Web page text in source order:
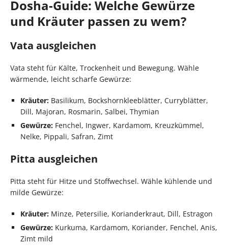
Dosha-Guide: Welche Gewürze
und Kräuter passen zu wem?
Vata ausgleichen
Vata steht für Kälte, Trockenheit und Bewegung. Wähle
wärmende, leicht scharfe Gewürze:
Kräuter: Basilikum, Bockshornkleeblätter, Curryblätter,
Dill, Majoran, Rosmarin, Salbei, Thymian
Gewürze: Fenchel, Ingwer, Kardamom, Kreuzkümmel,
Nelke, Pippali, Safran, Zimt
Pitta ausgleichen
Pitta steht für Hitze und Stoffwechsel. Wähle kühlende und
milde Gewürze:
Kräuter: Minze, Petersilie, Korianderkraut, Dill, Estragon
Gewürze: Kurkuma, Kardamom, Koriander, Fenchel, Anis,
Zimt mild